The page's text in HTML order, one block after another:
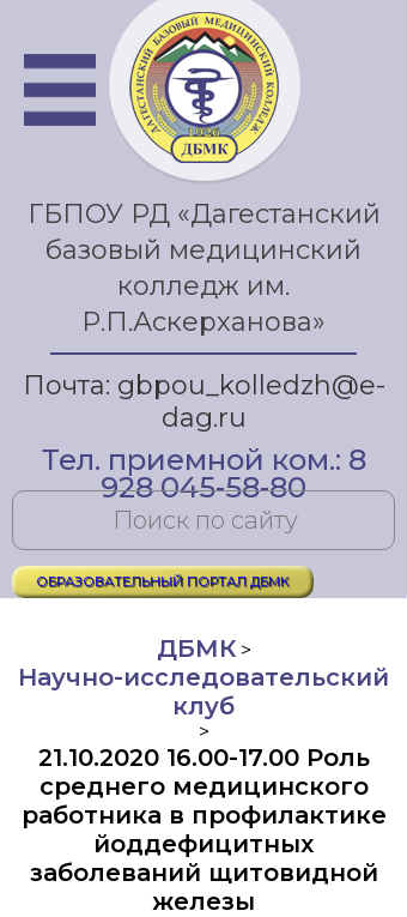
ГБПОУ РД «Дагестанский
базовый медицинский
колледж им.
Р.П.Аскерханова»
Почта: gbpou_kolledzh@e-
dag.ru
Тел. приемной ком.: 8
928 045-58-80
ОБРАЗОВАТЕЛЬНЫЙ ПОРТАЛ ДБМК
ДБМК>
Научно-исследовательский
клуб
>
21.10.2020 16.00-17.00 Роль
среднего медицинского
работника в профилактике
йоддефицитных
заболеваний щитовидной
железы